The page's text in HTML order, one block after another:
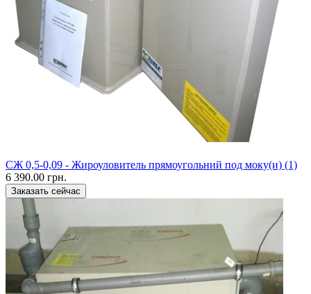
CЖ 0,5-0,09 - Жироуловитель прямоугольний под моку(и) (1)
6 390.00 грн.
Заказать сейчас